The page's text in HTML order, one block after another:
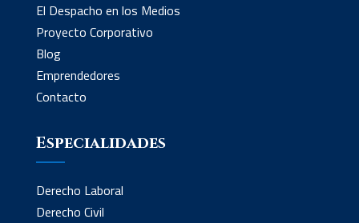
El Despacho en los Medios
Proyecto Corporativo
Blog
Emprendedores
Contacto
Especialidades
Derecho Laboral
Derecho Civil